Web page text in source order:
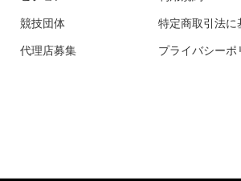
競技団体
代理店募集
特定商取引法に
プライバシーポ